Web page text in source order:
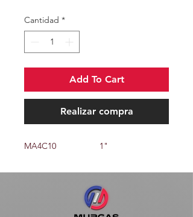
Cantidad *
Add To Cart
Realizar compra
MA4C10                  1"